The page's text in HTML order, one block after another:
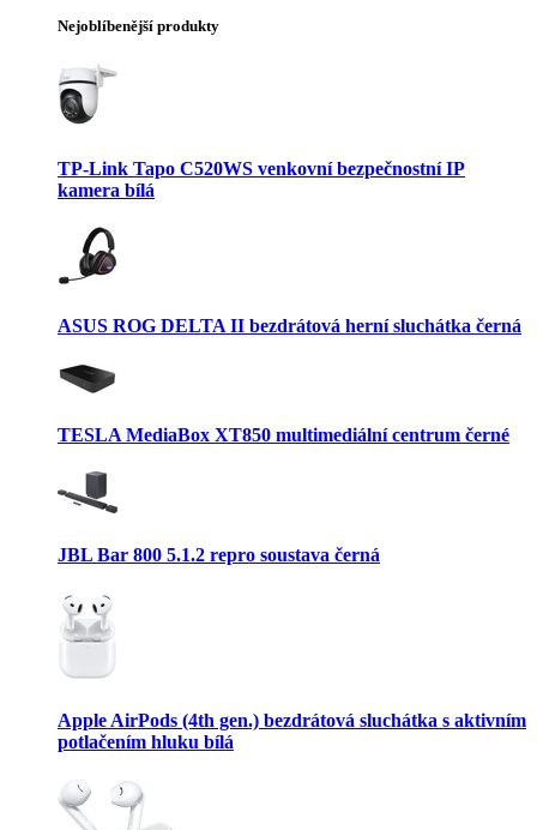
Nejoblíbenější produkty
TP-Link Tapo C520WS venkovní bezpečnostní IP
kamera bílá
ASUS ROG DELTA II bezdrátová herní sluchátka černá
TESLA MediaBox XT850 multimediální centrum černé
JBL Bar 800 5.1.2 repro soustava černá
Apple AirPods (4th gen.) bezdrátová sluchátka s aktivním
potlačením hluku bílá